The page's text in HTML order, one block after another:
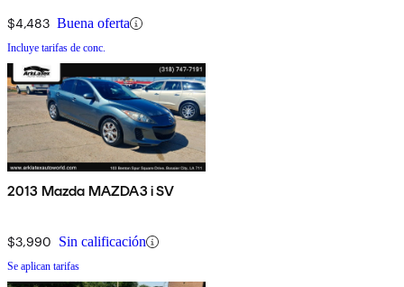
$4,483 Buena oferta
Incluye tarifas de conc.
2013 Mazda MAZDA3 i SV
$3,990 Sin calificación
Se aplican tarifas